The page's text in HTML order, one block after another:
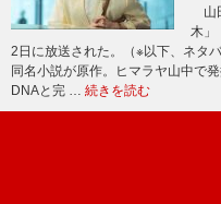
山
木」
2日に放送された。（※以下、ネ
同名小説が原作。ヒマラヤ山中で
DNAと完 … 続きを読む